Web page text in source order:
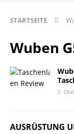
STARTSEITE
Wuben
AUSRÜSTUNG